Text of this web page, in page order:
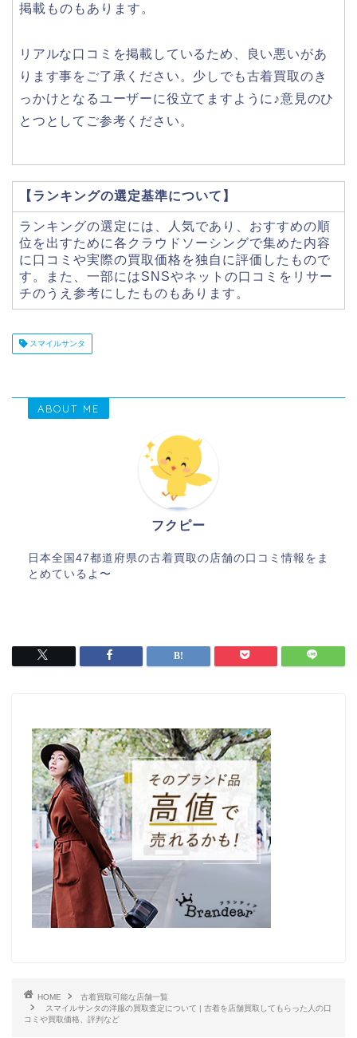
掲載ものもあります。
リアルな口コミを掲載しているため、良い悪いがあ
ります事をご了承ください。少しでも古着買取のき
っかけとなるユーザーに役立てますように♪意見のひ
とつとしてご参考ください。
【ランキングの選定基準について】
ランキングの選定には、人気であり、おすすめの順
位を出すために各クラウドソーシングで集めた内容
に口コミや実際の買取価格を独自に評価したもので
す。また、一部にはSNSやネットの口コミをリサー
チのうえ参考にしたものもあります。
スマイルサンタ
ABOUT ME
フクピー
日本全国47都道府県の古着買取の店舗の口コミ情報をま
とめているよ〜
HOME
古着買取可能な店舗一覧
スマイルサンタの洋服の買取査定について | 古着を店舗買取してもらった人の口
コミや買取価格、評判など